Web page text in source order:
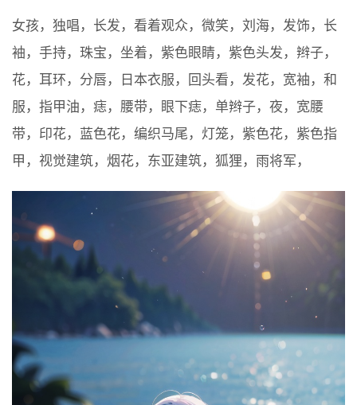
女孩，独唱，长发，看着观众，微笑，刘海，发饰，长
袖，手持，珠宝，坐着，紫色眼睛，紫色头发，辫子，
花，耳环，分唇，日本衣服，回头看，发花，宽袖，和
服，指甲油，痣，腰带，眼下痣，单辫子，夜，宽腰
带，印花，蓝色花，编织马尾，灯笼，紫色花，紫色指
甲，视觉建筑，烟花，东亚建筑，狐狸，雨将军，